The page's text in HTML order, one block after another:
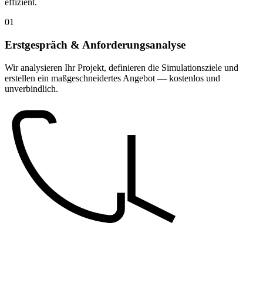
effizient.
01
Erstgespräch & Anforderungsanalyse
Wir analysieren Ihr Projekt, definieren die Simulationsziele und
erstellen ein maßgeschneidertes Angebot — kostenlos und
unverbindlich.